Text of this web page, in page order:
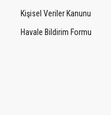
Kişisel Veriler Kanunu
Havale Bildirim Formu